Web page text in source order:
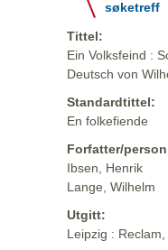
søketreff
Tittel:
Ein Volksfeind :
Deutsch von
Standardtittel:
En folkefiende
Forfatter/
Ibsen, Henrik
Lange, Wilhelm
Utgitt:
Leipzig :